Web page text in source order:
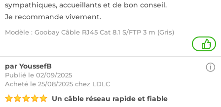
sympathiques, accueillants et de bon conseil.
Je recommande vivement.
Modèle : Goobay Câble RJ45 Cat 8.1 S/FTP 3 m (Gris)
+
par YoussefB
Publié le 02/09/2025
Acheté le 25/08/2025 chez LDLC
Un câble réseau rapide et fiable